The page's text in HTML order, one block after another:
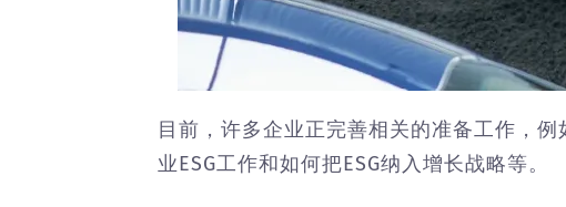
目前，许多企业正完善相关的准备工作，
业ESG工作和如何把ESG纳入增长战略等。